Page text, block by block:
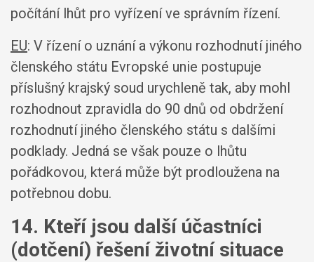
počítání lhůt pro vyřízení ve správním řízení.
EU: V řízení o uznání a výkonu rozhodnutí jiného
členského státu Evropské unie postupuje
příslušný krajský soud urychleně tak, aby mohl
rozhodnout zpravidla do 90 dnů od obdržení
rozhodnutí jiného členského státu s dalšími
podklady. Jedná se však pouze o lhůtu
pořádkovou, která může být prodloužena na
potřebnou dobu.
14. Kteří jsou další účastníci
(dotčení) řešení životní situace